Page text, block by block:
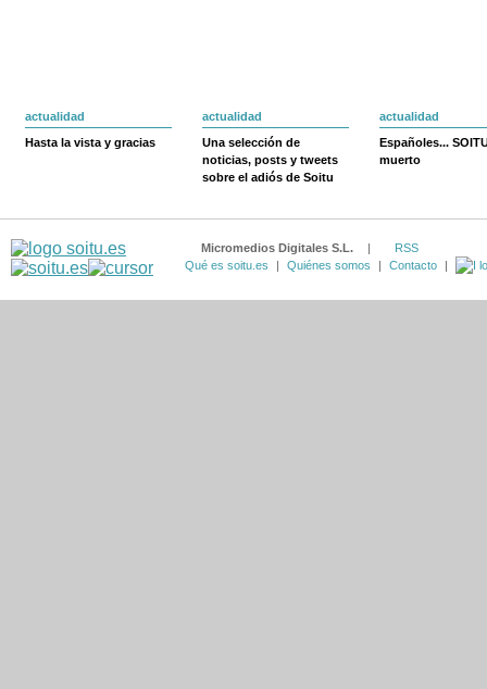
actualidad
Hasta la vista y gracias
actualidad
Una selección de
noticias, posts y tweets
sobre el adiós de Soitu
actualidad
Españoles...
muerto
Micromedios Digitales S.L. |
RSS
Qué es soitu.es
| Quiénes somos | Contacto |